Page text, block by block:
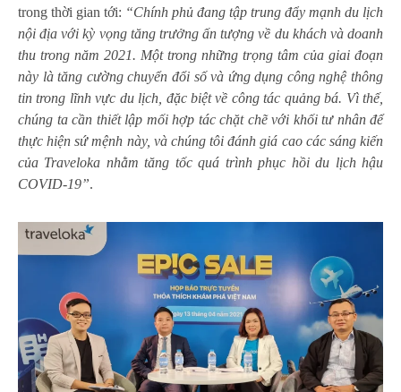
trong thời gian tới: “Chính phủ đang tập trung đẩy mạnh du lịch
nội địa với kỳ vọng tăng trưởng ấn tượng về du khách và doanh
thu trong năm 2021. Một trong những trọng tâm của giai đoạn
này là tăng cường chuyển đổi số và ứng dụng công nghệ thông
tin trong lĩnh vực du lịch, đặc biệt về công tác quảng bá. Vì thế,
chúng ta cần thiết lập mối hợp tác chặt chẽ với khối tư nhân để
thực hiện sứ mệnh này, và chúng tôi đánh giá cao các sáng kiến
của Traveloka nhằm tăng tốc quá trình phục hồi du lịch hậu
COVID-19”.